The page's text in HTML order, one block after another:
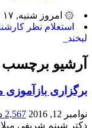
۞ امروز شنبه, ۱۷ مرداد , ۱۴۰۵ ساعت ۱۳:۴۶:۴۸
استعلام نظر
لبخند_
آرشیو برچسب
برگزاری بازآموزی مدون
نوامبر 12, 2016
2,567 دیدگاه